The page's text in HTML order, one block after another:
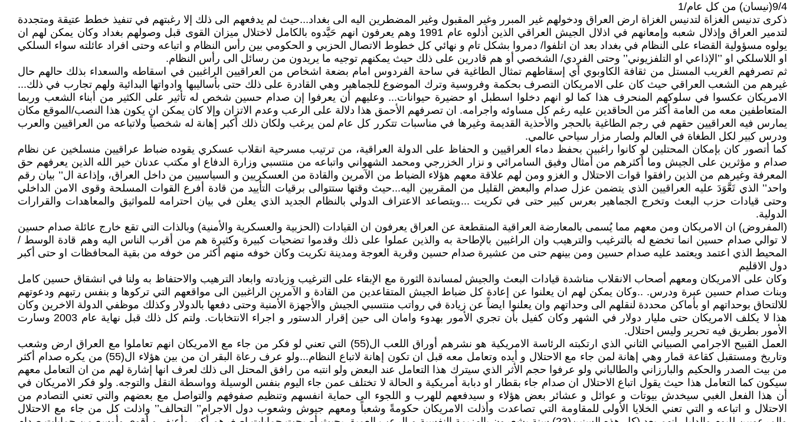
9/4(نيسان) من كل عام/1
ذكرى تدنيس الغزاة لتدنيس الغزاة ارض العراق ودخولهم غير المبرر وغير المقبول وغير المضطرين اليه الى بغداد...حيث لم يدفعهم الى ذلك إلا رغبتهم في تنفيذ خطط عتيقة ومتجددة
لتدمير العراق وإذلال شعبه وإمعانهم في اذلال الجيش العراقي الذين أذلوه عام 1991 وهم يعرفون انهم حَيَّدوه بالكامل لاختلال ميزان القوى قبل وصولهم بغداد وكان يمكن لهم ان
يولوه مسؤولية القضاء على النظام في بغداد بعد ان اتلفوا/ دمروا بشكل تام و نهائي كل خطوط الاتصال الحزبي و الحكومي بين رأس النظام و اتباعه وحتى افراد عائلته سواء السلكي
او اللاسلكي او ’’الإذاعي او التلفزيوني’’ وحتى الفردي/ الشخصي أو هم قادرين على ذلك حيث يمكنهم توجيه ما يريدون من رسائل الى رأس النظام.
ثم تصرفهم الغريب المستل من ثقافة الكاوبوي أي إسقاطهم تمثال الطاغية في ساحة الفردوس امام بضعة اشخاص من العراقيين الراغبين في اسقاطه والسعداء بذلك حالهم حال
غيرهم من الشعب العراقي حيث كان على الامريكان التصرف بحكمة وفروسية وترك الموضوع للجماهير وهي القادرة على ذلك حتى بأساليبها وادواتها البدائية ولهم تجارب في ذلك...
الامريكان عكسوا في سلوكهم المنحرف هذا كما لو انهم دخلوا اسطبل او حضيرة حيوانات... وعليهم أن يعرفوا إن صدام حسين شخص له تأثير على الكثير من أبناء الشعب وربما
المتعاطفين معه من العامة أكثر من الحاقدين عليه رغم كل مساوئه واجرامه. ان تصرفهم الأحمق هذا دلالة على الرعب وعدم الاتزان وإلا كان يمكن ان يكون هذا النصب/الموقع مكان
يمارس فيه العراقيين حقهم في رجم الطاغية بالحجر والأحذية القديمة وغيرها في مناسبات تتكرر كل عام لمن يرغب ولكان ذلك أكبر إهانة له شخصياً ولاتباعه من العراقيين والعرب
ودرس كبير لكل الطغاة في العالم ولصار مزار سياحي عالمي.
كما أتصور كان بإمكان المحتلين لو كانوا راغبين بحفظ دماء العراقيين و الحفاظ على الدولة العراقية، من ترتيب مسرحية انقلاب عسكري يقوده ضباط عراقيين منسلخين عن نظام
صدام و مؤثرين على الجيش وما أكثرهم من أمثال وفيق السامرائي و نزار الخزرجي ومحمد الشهواني واتباعه من منتسبي وزارة الدفاع او مكتب عدنان خير الله الذين يعرفهم حق
المعرفة وغيرهم من الذين رافقوا قوات الاحتلال و الغزو ومن لهم علاقة معهم هؤلاء الضباط من الآمرين والقادة من العسكريين و السياسيين من داخل العراق، وإذاعة ال’’ بيان رقم
واحد’’ الذي تَعَّوَدَ عليه العراقيين الذي يتضمن عزل صدام والبعض القليل من المقربين اليه...حيث وقتها ستتوالى برقيات التأييد من قادة أفرع القوات المسلحة وقوى الامن الداخلي
وحتى قيادات حزب البعث وتخرج الجماهير بعرس كبير حتى في تكريت ...ويتصاعد الاعتراف الدولي بالنظام الجديد الذي يعلن في بيان احترامه للمواثيق والمعاهدات والقرارات
الدولية.
(المفروض) ان الامريكان ومن معهم مما يُسمى بالمعارضة العراقية المنقطعة عن العراق يعرفون ان القيادات (الحزبية والعسكرية والأمنية) وبالذات التي تقع خارج عائلة صدام حسين
لا توالي صدام حسين انما تخضع له بالترغيب والترهيب وان الراغبين بالإطاحة به والذين عملوا على ذلك وقدموا تضحيات كبيرة وكثيرة هم من أقرب الناس اليه وهم قادة الوسط /
المحيط الذي اعتمد ويعتمد عليه صدام حسين ومن بينهم حتى من عشيرة صدام حسين وقرية العوجة ومدينة تكريت وكان خوفه منهم أكثر من خوفه من بقية المحافظات او حتى أكبر
دول الاقليم
وكان على الامريكان ومعهم أصحاب الانقلاب مناشدة قيادات البعث والجيش لمساندة الثورة مع الإبقاء على الترغيب وزيادته وابعاد الترهيب والاحتفاظ به ولنا في انشقاق حسين كامل
وبنات صدام حسين عبرة ودرس. ..وكان يمكن لهم ان يعلنوا عن إعادة كل ضباط الجيش المتقاعدين من القادة و الآمرين الراغبين الى مواقعهم التي تركوها و بنفس رتبهم ودعوتهم
للالتحاق بوحداتهم او بأماكن محددة لنقلهم الى وحداتهم وان يعلنوا ايضاً عن زيادة في رواتب منتسبي الجيش والأجهزة الأمنية وحتى دفعها بالدولار وكذلك موظفي الدولة الاخرين وكان
هذا لا يكلف الامريكان حتى مليار دولار في الشهر وكان كفيل بأن تجري الأمور بهدوء وامان الى حين إقرار الدستور و اجراء الانتخابات. ولتم كل ذلك قبل نهاية عام 2003 وسارت
الأمور بطريق فيه تحرير وليس احتلال.
العمل القبيح الاجرامي الصبياني الثاني الذي ارتكبته الرئاسة الامريكية هو نشرهم أوراق اللعب ال(55) التي تعني لو فكر من جاء مع الامريكان انهم تعاملوا مع العراق ارض وشعب
وتاريخ ومستقبل كقاعة قمار وهي إهانة لمن جاء مع الاحتلال و أيده وتعامل معه قبل ان تكون إهانة لاتباع النظام...ولو عرف رعاة البقر ان من بين هؤلاء ال(55) من يكره صدام أكثر
من بيت الصدر والحكيم والبارزاني والطالباني ولو عرفوا حجم الأثر الذي سيترك هذا التعامل عند البعض ولو انتبه من رافق المحتل الى ذلك لعرف انها إشارة لهم من ان التعامل معهم
سيكون كما التعامل هذا حيث يقول اتباع الاحتلال ان صدام جاء بقطار او دبابة أمريكية و الحالة لا تختلف عمن جاء اليوم بنفس الوسيلة وواسطة النقل والتوجه. ولو فكر الامريكان في
أن هذا الفعل الغبي سيخدش بيوتات و عوائل و عشائر بعض هؤلاء و سيدفعهم للهرب و اللجوء الى حماية انفسهم وتنظيم صفوفهم والتواصل مع بعضهم والتي تعني التصادم من
الاحتلال و اتباعه و التي تعني الخلايا الأولى للمقاومة التي تصاعدت وأذلت الامريكان حكومةً وشعباً ومعهم جيوش وشعوب دول الاجرام’’ التحالف’’ واذلت كل من جاء مع الاحتلال